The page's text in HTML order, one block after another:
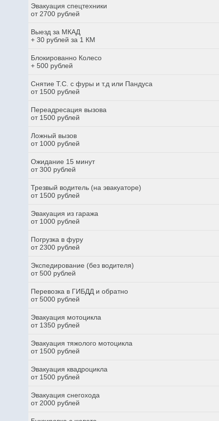
Эвакуация спецтехники
от 2700 рублей
Выезд за МКАД
+ 30 рублей за 1 КМ
Блокированно Колесо
+ 500 рублей
Снятие Т.С. с фуры и т.д или Пандуса
от 1500 рублей
Переадресация вызова
от 1500 рублей
Ложный вызов
от 1000 рублей
Ожидание 15 минут
от 300 рублей
Трезвый водитель (на эвакуаторе)
от 1500 рублей
Эвакуация из гаража
от 1000 рублей
Погрузка в фуру
от 2300 рублей
Экспедирование (без водителя)
от 500 рублей
Перевозка в ГИБДД и обратно
от 5000 рублей
Эвакуация мотоцикла
от 1350 рублей
Эвакуация тяжолого мотоцикла
от 1500 рублей
Эвакуация квадроцикла
от 1500 рублей
Эвакуация снегохода
от 2000 рублей